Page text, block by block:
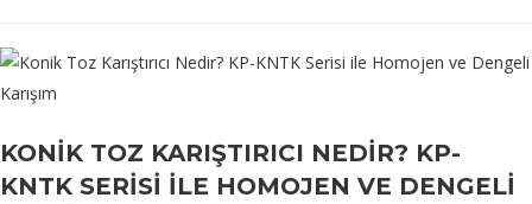
KONIK TOZ KARIŞTIRICI NEDIR? KP-
KNTK SERISI ILE HOMOJEN VE DENGELI